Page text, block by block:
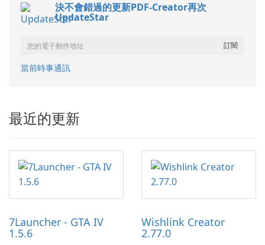
決不會錯過的更新PDF-Creator再次
UpdateStar
當前時事通訊
最近的更新
7Launcher - GTA IV
1.5.6
Wishlink Creator
2.77.0